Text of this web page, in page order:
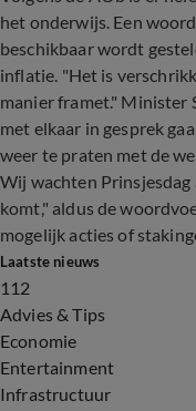
het onderwijs. Een
beschikbaar wordt
inflatie. "Het is
manier framet." Minister
met elkaar in gesprek
weer te praten met de
Wij wachten Prinsjesdag
komt," aldus de
mogelijk acties of
Laatste nieuws
112
Advies & Tips
Economie
Entertainment
Infrastructuur